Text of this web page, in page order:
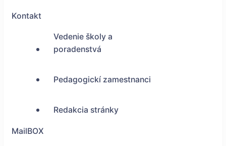
Kontakt
Vedenie školy a
poradenstvá
Pedagogickí zamestnanci
Redakcia stránky
MailBOX